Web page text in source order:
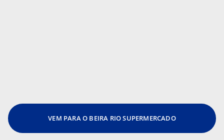
VEM PARA O BEIRA RIO SUPERMERCADO